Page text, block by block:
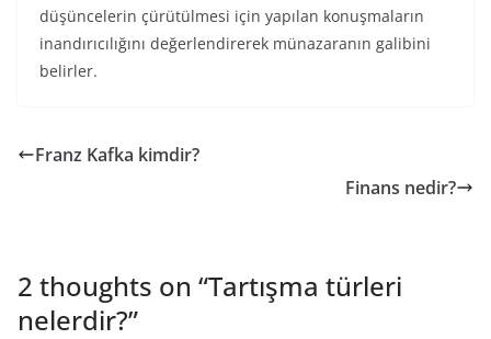
düşüncelerin çürütülmesi için yapılan konuşmaların
inandırıcılığını değerlendirerek münazaranın galibini
belirler.
Franz Kafka kimdir?
Finans nedir?
2 thoughts on “Tartışma türleri
nelerdir?”